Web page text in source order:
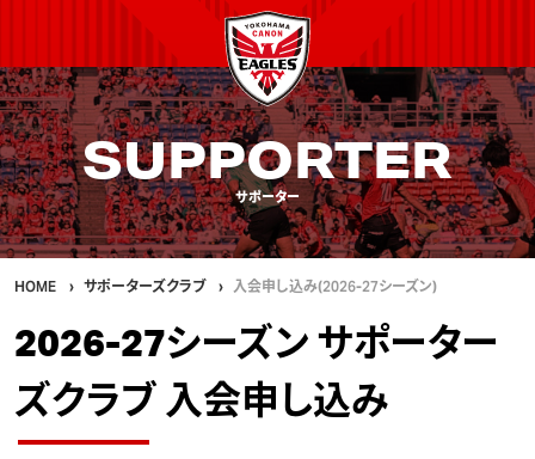
SUPPORTER
サポーター
HOME サポーターズクラブ 入会申し込み(2026-27シーズン)
2026-27シーズン サポーター
ズクラブ 入会申し込み